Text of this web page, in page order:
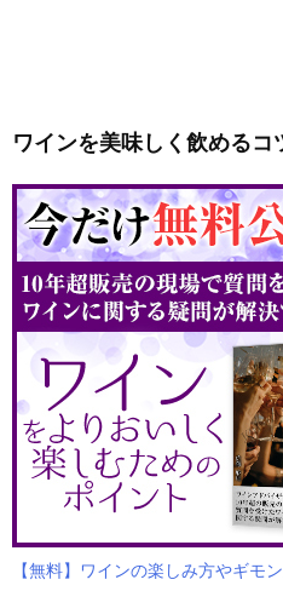
ワインを美味しく飲めるコ
【無料】ワインの楽しみ方やギモ